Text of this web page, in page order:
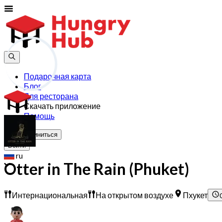
Подарочная карта
Блог
Для ресторана
Скачать приложение
Помощь
Присоединиться
Войти
ru
Otter in The Rain (Phuket)
Интернациональная На открытом воздухе Пхукет